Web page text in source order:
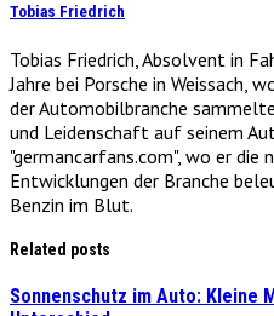
Tobias Friedrich
Tobias Friedrich, Absolvent in
Jahre bei Porsche in Weissach,
der Automobilbranche
und Leidenschaft auf seinem
"germancarfans.com", wo er die
Entwicklungen der Branche
Benzin im Blut.
Related posts
Sonnenschutz im Auto: Kleine